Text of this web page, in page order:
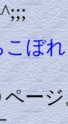
こぼれ
ー